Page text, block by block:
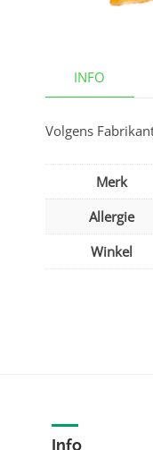
INFO
Volgens
Merk
Allergie
Winkel
Info